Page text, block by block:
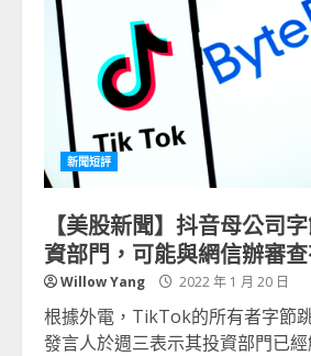
新聞短評
【美股新聞】抖音母公司
資部門，可能與網信辦審
Willow Yang 2022 年 1 月 20 日
根據外電，TikTok的所有者字節
發言人於週三表示其投資部門已經